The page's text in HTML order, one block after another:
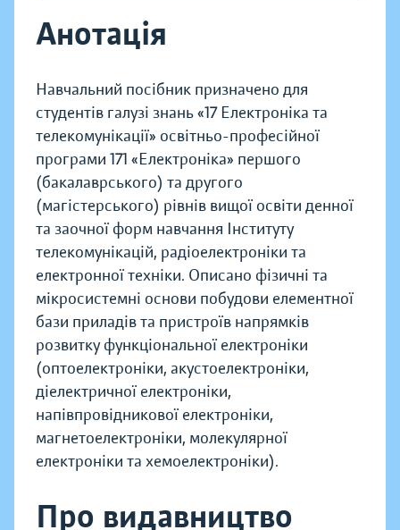
Анотація
Навчальний посібник призначено для
студентів галузі знань «17 Електроніка та
телекомунікації» освітньо-професійної
програми 171 «Електроніка» першого
(бакалаврського) та другого
(магістерського) рівнів вищої освіти денної
та заочної форм навчання Інституту
телекомунікацій, радіоелектроніки та
електронної техніки. Описано фізичні та
мікросистемні основи побудови елементної
бази приладів та пристроїв напрямків
розвитку функціональної електроніки
(оптоелектроніки, акустоелектроніки,
діелектричної електроніки,
напівпровідникової електроніки,
магнетоелектроніки, молекулярної
електроніки та хемоелектроніки).
Про видавництво